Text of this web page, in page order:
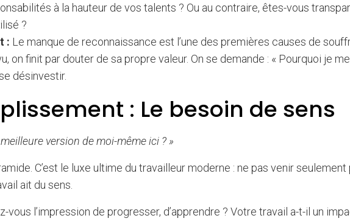
à la hauteur de vos talents ? Ou au contraire, êtes-vous
?
: Le manque de reconnaissance est l’une des premières causes de
on finit par douter de sa propre valeur. On se demande : « Pourquoi je
désinvestir.
: Le besoin de sens
version de moi-même ici ? »
C’est le luxe ultime du travailleur moderne : ne pas venir seulement
ait du sens.
vous l’impression de progresser, d’apprendre ? Votre travail a-t-il un